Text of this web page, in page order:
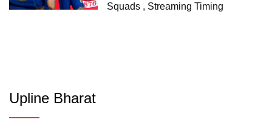
Squads , Streaming Timing
Upline Bharat